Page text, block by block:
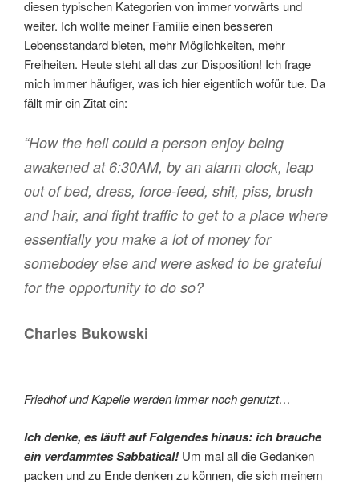
diesen typischen Kategorien von immer vorwärts und
weiter. Ich wollte meiner Familie einen besseren
Lebensstandard bieten, mehr Möglichkeiten, mehr
Freiheiten. Heute steht all das zur Disposition! Ich frage
mich immer häufiger, was ich hier eigentlich wofür tue. Da
fällt mir ein Zitat ein:
“How the hell could a person enjoy being
awakened at 6:30AM, by an alarm clock, leap
out of bed, dress, force-feed, shit, piss, brush
and hair, and fight traffic to get to a place where
essentially you make a lot of money for
somebodey else and were asked to be grateful
for the opportunity to do so?
Charles Bukowski
Friedhof und Kapelle werden immer noch genutzt…
Ich denke, es läuft auf Folgendes hinaus: ich brauche
ein verdammtes Sabbatical!Um mal all die Gedanken
packen und zu Ende denken zu können, die sich meinem